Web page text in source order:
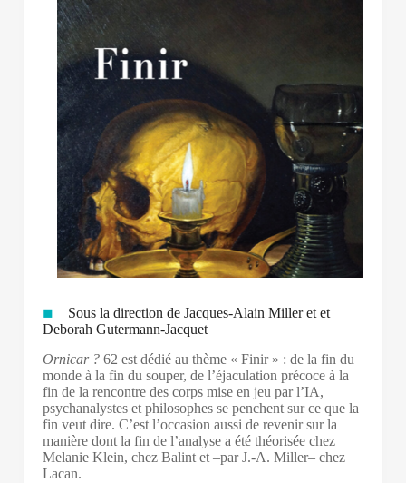
Sous la direction de Jacques-Alain Miller et et
Deborah Gutermann-Jacquet
Ornicar ?62 est dédié au thème « Finir » : de la fin du
monde à la fin du souper, de l’éjaculation précoce à la
fin de la rencontre des corps mise en jeu par l’IA,
psychanalystes et philosophes se penchent sur ce que la
fin veut dire. C’est l’occasion aussi de revenir sur la
manière dont la fin de l’analyse a été théorisée chez
Melanie Klein, chez Balint et –par J.-A. Miller– chez
Lacan.